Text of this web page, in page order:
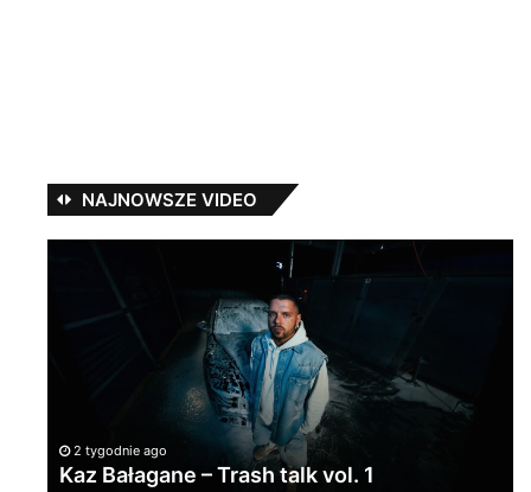
NAJNOWSZE VIDEO
2 tygodnie ago
Kaz Bałagane – Trash talk vol. 1